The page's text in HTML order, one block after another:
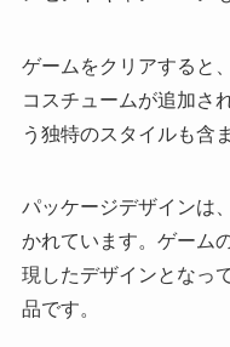
ゲームをクリアすると
コスチュームが追加さ
う独特のスタイルも含
パッケージデザインは
かれています。ゲーム
現したデザインとなっ
品です。